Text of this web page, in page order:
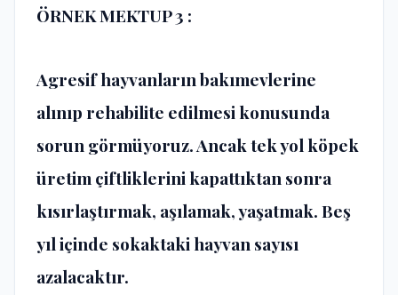
ÖRNEK MEKTUP 3 :
Agresif hayvanların bakımevlerine
alınıp rehabilite edilmesi konusunda
sorun görmüyoruz. Ancak tek yol köpek
üretim çiftliklerini kapattıktan sonra
kısırlaştırmak, aşılamak, yaşatmak. Beş
yıl içinde sokaktaki hayvan sayısı
azalacaktır.